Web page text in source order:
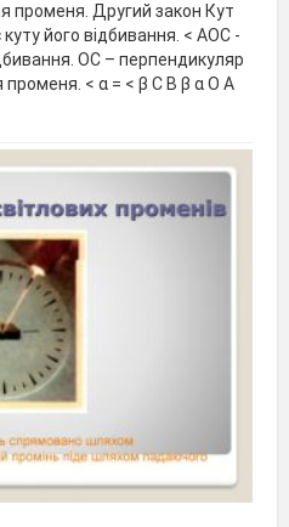
променя. Другий закон Кут
його відбивання. < АОС -
ОС – перпендикуляр
променя. < α = < β С В β α О А